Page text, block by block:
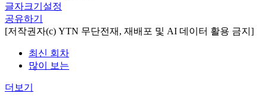
글자크기설정
공유하기
[저작권자(c) YTN 무단전재, 재배포 및 AI 데이터 활용 금지]
최신 회차
많이 보는
더보기